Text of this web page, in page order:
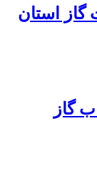
گاز استان
گاز